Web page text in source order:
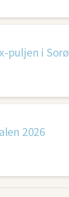
puljen i Sorø
2026